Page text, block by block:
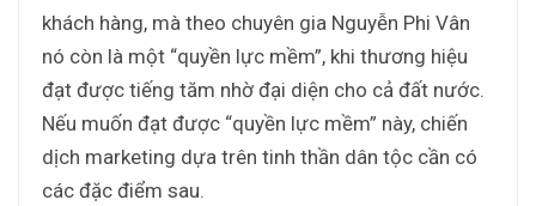
khách hàng, mà theo chuyên gia Nguyễn Phi Vân
nó còn là một “quyền lực mềm”, khi thương hiệu
đạt được tiếng tăm nhờ đại diện cho cả đất nước.
Nếu muốn đạt được “quyền lực mềm” này, chiến
dịch marketing dựa trên tinh thần dân tộc cần có
các đặc điểm sau.